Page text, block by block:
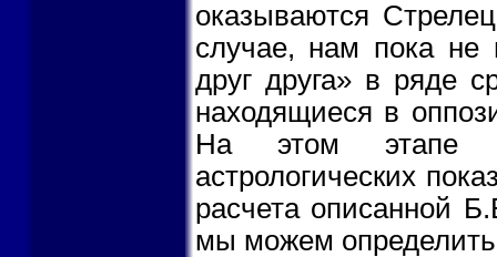
оказываются
случае, нам пока
друг друга» в ряде
находящиеся в
На этом этапе
астрологических
расчета описанной
мы можем